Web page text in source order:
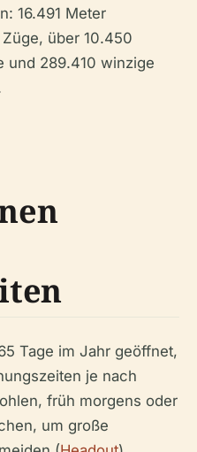
16.491 Meter
über 10.450
und 289.410 winzige
Tage im Jahr geöffnet,
je nach
früh morgens oder
um große